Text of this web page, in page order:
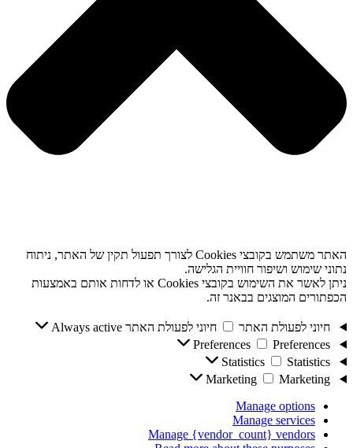
האתר משתמש בקובצי Cookies לצורך תפעול תקין של האתר, ניתוח
נתוני שימוש ושיפור חוויית הגלישה.
ניתן לאשר את השימוש בקובצי Cookies או לדחות אותם באמצעות
הכפתורים המוצגים בבאנר זה.
חיוני לפעולת האתר חיוני לפעולת האתר Always active
Preferences
Preferences
Statistics
Statistics
Marketing
Marketing
Manage options
Manage services
Manage {vendor_count} vendors